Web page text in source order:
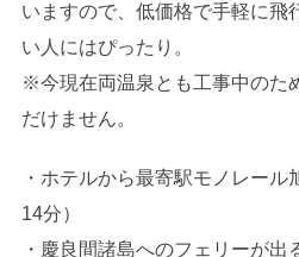
いますので、低価格で手軽に飛
い人にはぴったり。
※今現在両温泉とも工事中のた
だけません。
・ホテルから最寄駅モノレー
14分）
・慶良間諸島へのフェリーが出